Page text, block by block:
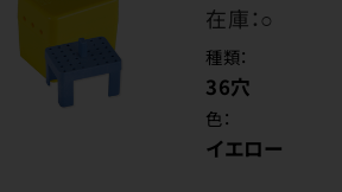
在庫：○
種類：
36穴
色：
イエロー